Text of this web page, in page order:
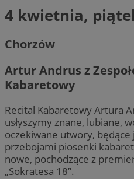
4 kwietnia,
Chorzów
Artur Andrus z
Kabaretowy
Recital Kabaretowy Artura
usłyszymy znane, lubiane,
oczekiwane utwory,
przebojami piosenki
nowe, pochodzące z
„Sokratesa 18”.